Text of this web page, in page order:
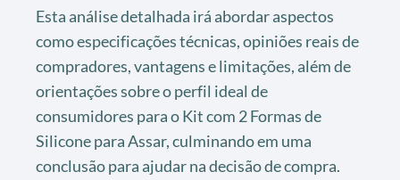
Esta análise detalhada irá abordar aspectos
como especificações técnicas, opiniões reais de
compradores, vantagens e limitações, além de
orientações sobre o perfil ideal de
consumidores para o Kit com 2 Formas de
Silicone para Assar, culminando em uma
conclusão para ajudar na decisão de compra.